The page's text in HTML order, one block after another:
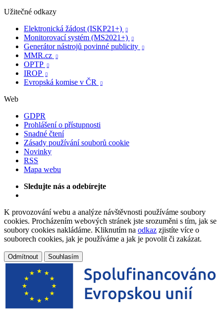
Užitečné odkazy
Elektronická žádost (ISKP21+)

Monitorovací systém (MS2021+) 
Generátor nástrojů povinné publicity 
MMR.cz 
OPTP 
IROP 
Evropská komise v ČR 
Web
GDPR
Prohlášení o přístupnosti
Snadné čtení
Zásady používání souborů cookie
Novinky
RSS
Mapa webu
Sledujte nás a odebírejte
K provozování webu a analýze návštěvnosti používáme soubory
cookies. Procházením webových stránek jste srozuměni s tím, jak se
soubory cookies nakládáme. Kliknutím na odkaz zjistíte více o
souborech cookies, jak je používáme a jak je povolit či zakázat.
Odmítnout Souhlasím